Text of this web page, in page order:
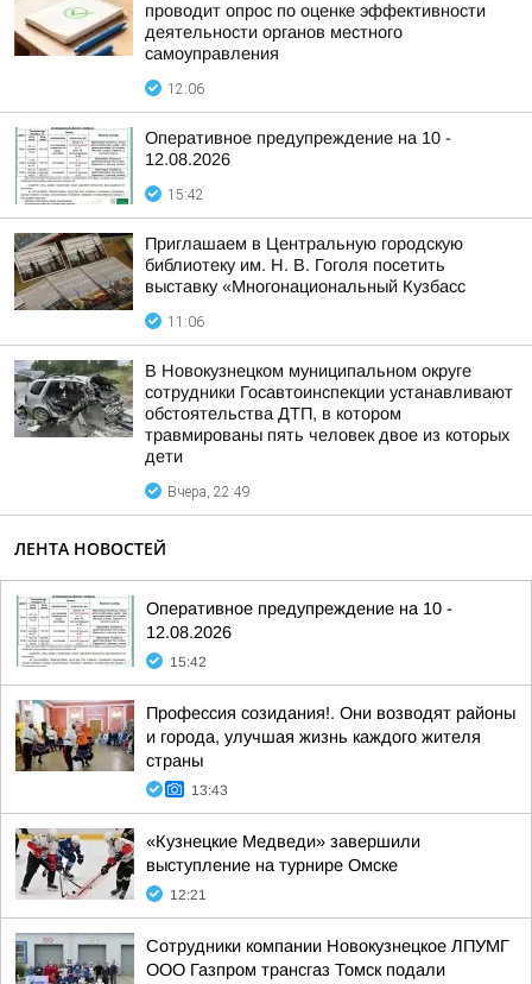
проводит опрос по оценке эффективности
деятельности органов местного
самоуправления
12:06
Оперативное предупреждение на 10 -
12.08.2026
15:42
Приглашаем в Центральную городскую
библиотеку им. Н. В. Гоголя посетить
выставку «Многонациональный Кузбасс
11:06
В Новокузнецком муниципальном округе
сотрудники Госавтоинспекции устанавливают
обстоятельства ДТП, в котором
травмированы пять человек двое из которых
дети
Вчера, 22:49
ЛЕНТА НОВОСТЕЙ
Оперативное предупреждение на 10 -
12.08.2026
15:42
Профессия созидания!. Они возводят районы
и города, улучшая жизнь каждого жителя
страны
13:43
«Кузнецкие Медведи» завершили
выступление на турнире Омске
12:21
Сотрудники компании Новокузнецкое ЛПУМГ
ООО Газпром трансгаз Томск подали